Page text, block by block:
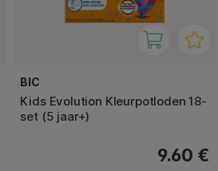
BIC
Kids Evolution Kleurpotloden 18-
set (5 jaar+)
9.60 €